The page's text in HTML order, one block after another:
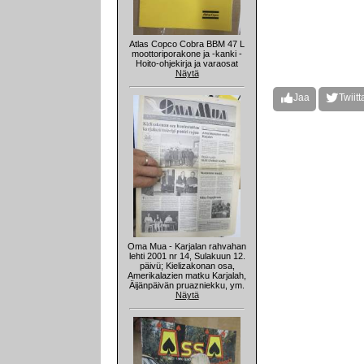
Atlas Copco Cobra BBM 47 L
moottoriporakone ja -kanki -
Hoito-ohjekirja ja varaosat
Näytä
Oma Mua - Karjalan rahvahan
lehti 2001 nr 14, Sulakuun 12.
päivü; Kielizakonan osa,
Amerikalazien matku Karjalah,
Äijänpäivän pruazniekku, ym.
Näytä
Jaa